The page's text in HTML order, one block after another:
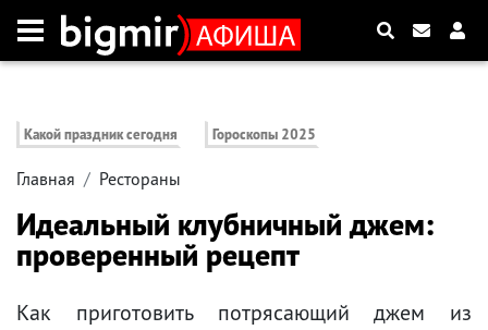
Какой праздник сегодня Гороскопы 2025
Главная Рестораны
Идеальный клубничный джем:
проверенный рецепт
Как приготовить потрясающий джем из